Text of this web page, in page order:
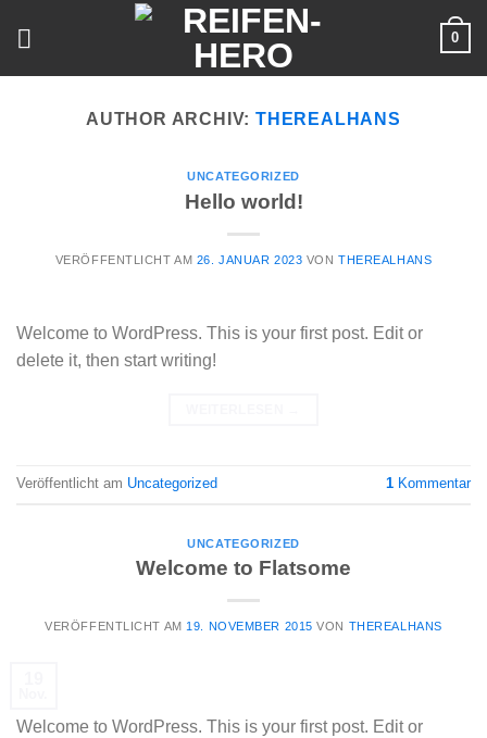
0
AUTHOR ARCHIV:THEREALHANS
UNCATEGORIZED
Hello world!
VERÖFFENTLICHT AM 26. JANUAR 2023 VONTHEREALHANS
Welcome to WordPress. This is your first post. Edit or
delete it, then start writing!
Veröffentlicht am Uncategorized 1 Kommentar
UNCATEGORIZED
Welcome to Flatsome
VERÖFFENTLICHT AM 19. NOVEMBER 2015 VON THEREALHANS
Welcome to WordPress. This is your first post. Edit or